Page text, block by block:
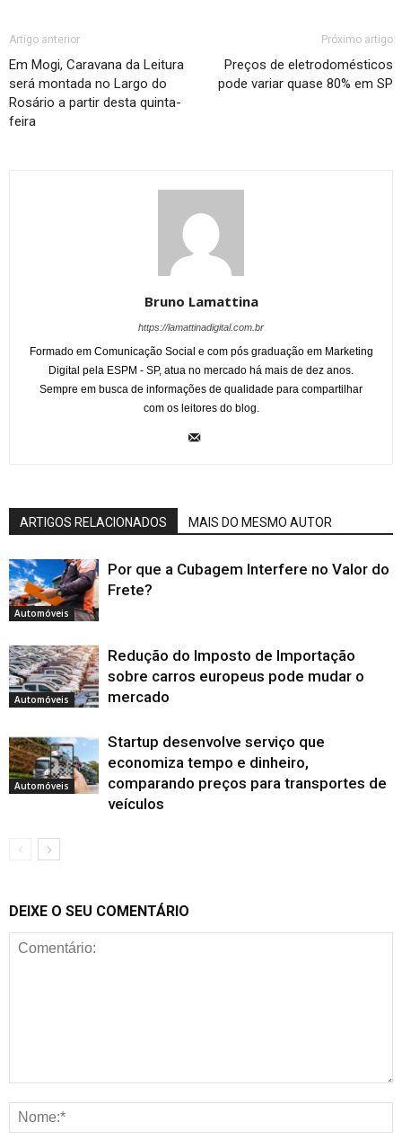
Artigo anterior
Em Mogi, Caravana da Leitura
será montada no Largo do
Rosário a partir desta quinta-
feira
Próximo artigo
Preços de eletrodomésticos
pode variar quase 80% em SP
Bruno Lamattina
https://lamattinadigital.com.br
Formado em Comunicação Social e com pós graduação em Marketing
Digital pela ESPM - SP, atua no mercado há mais de dez anos.
Sempre em busca de informações de qualidade para compartilhar
com os leitores do blog.
ARTIGOS RELACIONADOS MAIS DO MESMO AUTOR
Automóveis
Por que a Cubagem Interfere no Valor do
Frete?
Automóveis
Redução do Imposto de Importação
sobre carros europeus pode mudar o
mercado
Automóveis
Startup desenvolve serviço que
economiza tempo e dinheiro,
comparando preços para transportes de
veículos
DEIXE O SEU COMENTÁRIO